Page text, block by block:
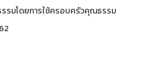
รมโดยการใช้ครอบครัวคุณธรรม